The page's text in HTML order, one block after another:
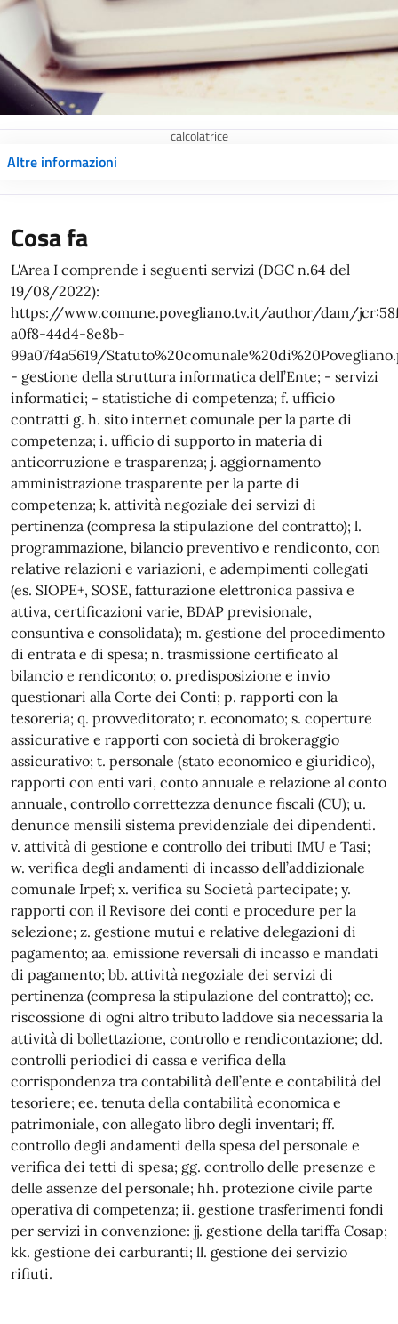
calcolatrice
Altre informazioni
Cosa fa
L'Area I comprende i seguenti servizi (DGC n.64 del
19/08/2022):
https://www.comune.povegliano.tv.it/author/dam/
a0f8-44d4-8e8b-
99a07f4a5619/
- gestione della struttura informatica dell’Ente; - servizi
informatici; - statistiche di competenza; f. ufficio
contratti g. h. sito internet comunale per la parte di
competenza; i. ufficio di supporto in materia di
anticorruzione e trasparenza; j. aggiornamento
amministrazione trasparente per la parte di
competenza; k. attività negoziale dei servizi di
pertinenza (compresa la stipulazione del contratto); l.
programmazione, bilancio preventivo e rendiconto, con
relative relazioni e variazioni, e adempimenti collegati
(es. SIOPE+, SOSE, fatturazione elettronica passiva e
attiva, certificazioni varie, BDAP previsionale,
consuntiva e consolidata); m. gestione del procedimento
di entrata e di spesa; n. trasmissione certificato al
bilancio e rendiconto; o. predisposizione e invio
questionari alla Corte dei Conti; p. rapporti con la
tesoreria; q. provveditorato; r. economato; s. coperture
assicurative e rapporti con società di brokeraggio
assicurativo; t. personale (stato economico e giuridico),
rapporti con enti vari, conto annuale e relazione al conto
annuale, controllo correttezza denunce fiscali (CU); u.
denunce mensili sistema previdenziale dei dipendenti.
v. attività di gestione e controllo dei tributi IMU e Tasi;
w. verifica degli andamenti di incasso dell’addizionale
comunale Irpef; x. verifica su Società partecipate; y.
rapporti con il Revisore dei conti e procedure per la
selezione; z. gestione mutui e relative delegazioni di
pagamento; aa. emissione reversali di incasso e mandati
di pagamento; bb. attività negoziale dei servizi di
pertinenza (compresa la stipulazione del contratto); cc.
riscossione di ogni altro tributo laddove sia necessaria la
attività di bollettazione, controllo e rendicontazione; dd.
controlli periodici di cassa e verifica della
corrispondenza tra contabilità dell’ente e contabilità del
tesoriere; ee. tenuta della contabilità economica e
patrimoniale, con allegato libro degli inventari; ff.
controllo degli andamenti della spesa del personale e
verifica dei tetti di spesa; gg. controllo delle presenze e
delle assenze del personale; hh. protezione civile parte
operativa di competenza; ii. gestione trasferimenti fondi
per servizi in convenzione: jj. gestione della tariffa Cosap;
kk. gestione dei carburanti; ll. gestione dei servizio
rifiuti.